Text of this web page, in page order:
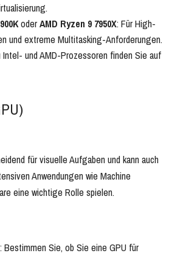
oderAMD Ryzen 9 7950X: Für High-
und extreme Multitasking-Anforderungen.
und AMD-Prozessoren finden Sie auf
für visuelle Aufgaben und kann auch
Anwendungen wie Machine
eine wichtige Rolle spielen.
: Bestimmen Sie, ob Sie eine GPU für